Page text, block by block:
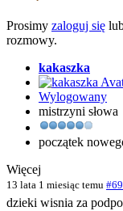
Prosimy zaloguj się
rozmowy.
kakaszka
Wylogowany
mistrzyni słowa
początek
Więcej
13 lata 1 miesiąc temu
dzieki wisnia za